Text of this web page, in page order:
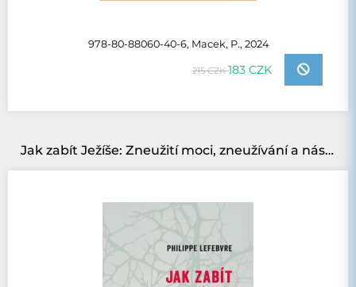
978-80-88060-40-6, Macek, P., 2024
215 CZK183 CZK
Jak zabít Ježíše: Zneužití moci, zneužívání a násilí v Bibli